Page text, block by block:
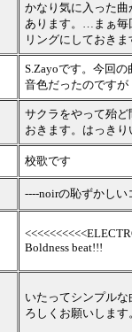
かなり気に入った
あります。…まぁ毎
リングにしておきま
S.Zayoです。今回
音色だったのですが
サクラをやって殆
おきます。はっき
校歌です
----noirの恥ずかしい
Boldness beat!!!
いたってシンプル
ろしくお願いします